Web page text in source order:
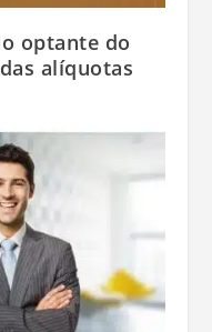
optante do
alíquotas